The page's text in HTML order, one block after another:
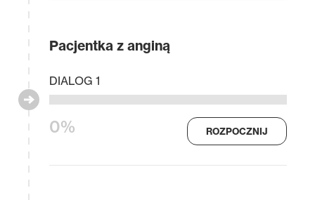
Pacjentka z anginą
0%
DIALOG 1
ROZPOCZNIJ